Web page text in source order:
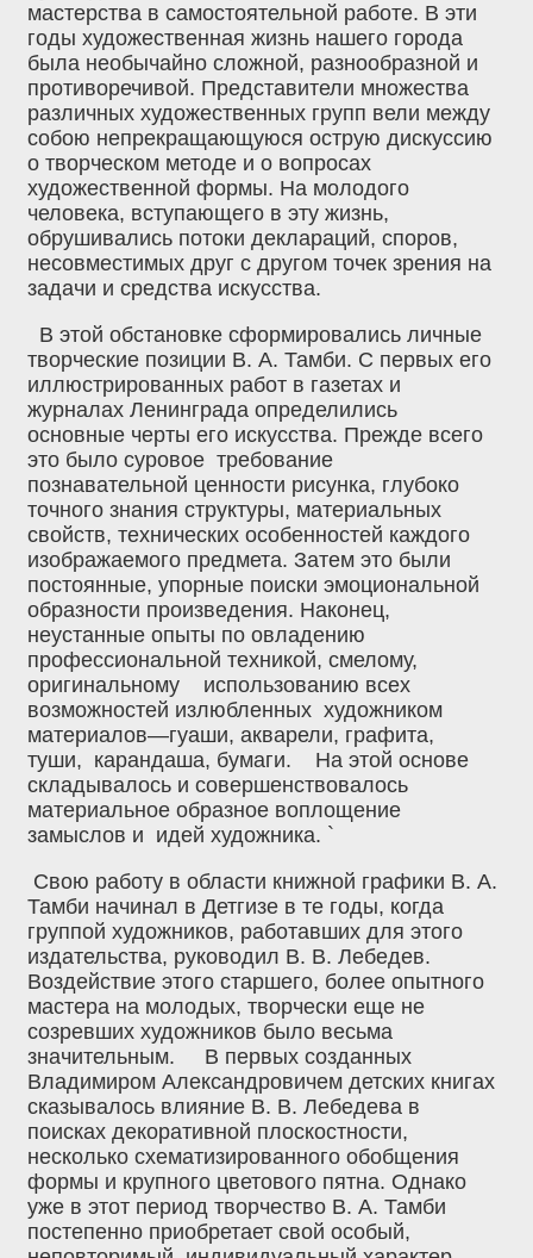
мастерства в самостоятельной работе. В эти
годы художественная жизнь нашего города
была необычайно сложной, разнообразной и
противоречивой. Представители множества
различных художественных групп вели между
собою непрекращающуюся острую дискуссию
о творческом методе и о вопросах
художественной формы. На молодого
человека, вступающего в эту жизнь,
обрушивались потоки деклараций, споров,
несовместимых друг с другом точек зрения на
задачи и средства искусства.
В этой обстановке сформировались личные
творческие позиции В. А. Тамби. С первых его
иллюстрированных работ в газетах и
журналах Ленинграда определились
основные черты его искусства. Прежде всего
это было суровое требование
познавательной ценности рисунка, глубоко
точного знания структуры, материальных
свойств, технических особенностей каждого
изображаемого предмета. Затем это были
постоянные, упорные поиски эмоциональной
образности произведения. Наконец,
неустанные опыты по овладению
профессиональной техникой, смелому,
оригинальному использованию всех
возможностей излюбленных художником
материалов—гуаши, акварели, графита,
туши, карандаша, бумаги. На этой основе
складывалось и совершенствовалось
материальное образное воплощение
замыслов и идей художника. `
Свою работу в области книжной графики В. А.
Тамби начинал в Детгизе в те годы, когда
группой художников, работавших для этого
издательства, руководил В. В. Лебедев.
Воздействие этого старшего, более опытного
мастера на молодых, творчески еще не
созревших художников было весьма
значительным. В первых созданных
Владимиром Александровичем детских книгах
сказывалось влияние В. В. Лебедева в
поисках декоративной плоскостности,
несколько схематизированного обобщения
формы и крупного цветового пятна. Однако
уже в этот период творчество В. А. Тамби
постепенно приобретает свой особый,